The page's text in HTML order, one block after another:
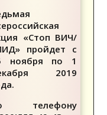
«Стоп ВИЧ/
пройдет с
ноября по 1
2019
телефону